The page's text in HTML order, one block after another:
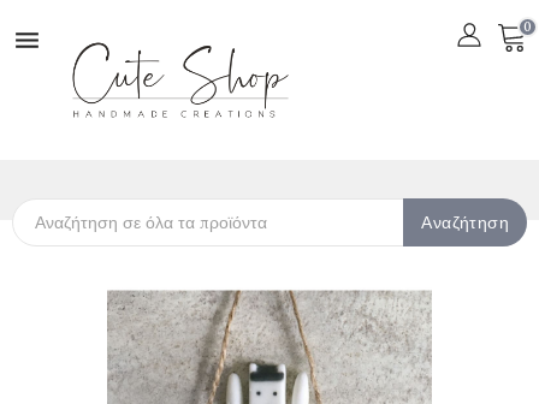
 0
Αναζήτηση